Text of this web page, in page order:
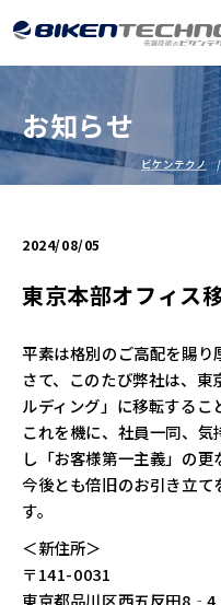
お知らせ
ビケンテクノ
2024/08/05
東京本部オフィス
平素は格別のご高配を賜り
さて、このたび弊社は、
ルディング」に移転するこ
これを機に、社員一同、
し「お客様第一主義」の更
今後とも倍旧のお引き立
す。
＜新住所＞
〒141-0031
東京都品川区西五反田